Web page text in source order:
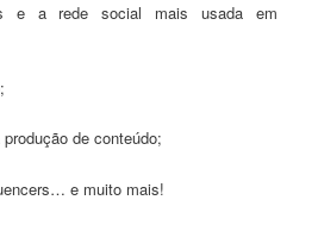
e a rede social mais usada em
de conteúdo;
e muito mais!